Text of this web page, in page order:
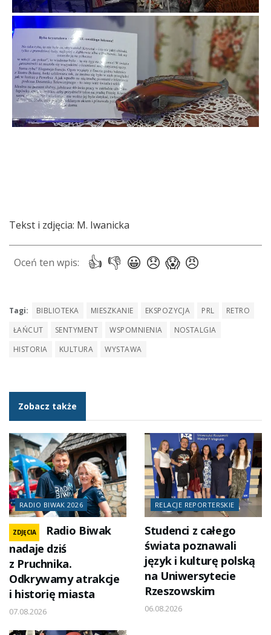
Tekst i zdjęcia: M. Iwanicka
Tagi: BIBLIOTEKA MIESZKANIE EKSPOZYCJA PRL
RETRO
ŁAŃCUT
SENTYMENT WSPOMNIENIA
NOSTALGIA
HISTORIA
KULTURA WYSTAWA
Zobacz także
RADIO BIWAK 2026
ZDJĘCIA
Radio Biwak
nadaje dziś
z Pruchnika.
Odkrywamy atrakcje
i historię miasta
07.08.2026
RELACJE REPORTERSKIE
Studenci z całego
świata poznawali
język i kulturę polską
na Uniwersytecie
Rzeszowskim
06.08.2026